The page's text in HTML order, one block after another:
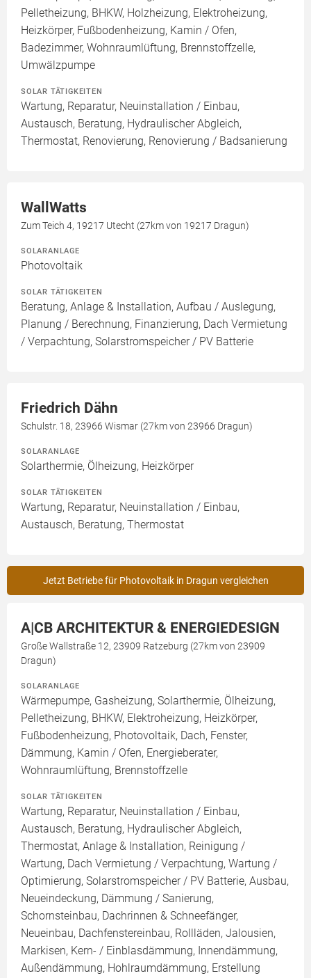
Pelletheizung, BHKW, Holzheizung, Elektroheizung,
Heizkörper, Fußbodenheizung, Kamin / Ofen,
Badezimmer, Wohnraumlüftung, Brennstoffzelle,
Umwälzpumpe
SOLAR TÄTIGKEITEN
Wartung, Reparatur, Neuinstallation / Einbau,
Austausch, Beratung, Hydraulischer Abgleich,
Thermostat, Renovierung, Renovierung / Badsanierung
WallWatts
Zum Teich 4, 19217 Utecht (27km von 19217 Dragun)
SOLARANLAGE
Photovoltaik
SOLAR TÄTIGKEITEN
Beratung, Anlage & Installation, Aufbau / Auslegung,
Planung / Berechnung, Finanzierung, Dach Vermietung
/ Verpachtung, Solarstromspeicher / PV Batterie
Friedrich Dähn
Schulstr. 18, 23966 Wismar (27km von 23966 Dragun)
SOLARANLAGE
Solarthermie, Ölheizung, Heizkörper
SOLAR TÄTIGKEITEN
Wartung, Reparatur, Neuinstallation / Einbau,
Austausch, Beratung, Thermostat
Jetzt Betriebe für Photovoltaik in Dragun vergleichen
A|CB ARCHITEKTUR & ENERGIEDESIGN
Große Wallstraße 12, 23909 Ratzeburg (27km von 23909
Dragun)
SOLARANLAGE
Wärmepumpe, Gasheizung, Solarthermie, Ölheizung,
Pelletheizung, BHKW, Elektroheizung, Heizkörper,
Fußbodenheizung, Photovoltaik, Dach, Fenster,
Dämmung, Kamin / Ofen, Energieberater,
Wohnraumlüftung, Brennstoffzelle
SOLAR TÄTIGKEITEN
Wartung, Reparatur, Neuinstallation / Einbau,
Austausch, Beratung, Hydraulischer Abgleich,
Thermostat, Anlage & Installation, Reinigung /
Wartung, Dach Vermietung / Verpachtung, Wartung /
Optimierung, Solarstromspeicher / PV Batterie, Ausbau,
Neueindeckung, Dämmung / Sanierung,
Schornsteinbau, Dachrinnen & Schneefänger,
Neueinbau, Dachfenstereinbau, Rollläden, Jalousien,
Markisen, Kern- / Einblasdämmung, Innendämmung,
Außendämmung, Hohlraumdämmung, Erstellung